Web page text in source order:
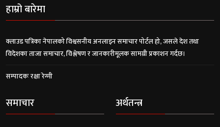
हाम्रो बारेमा
क्लाउड पत्रिका नेपालको विश्वसनीय अनलाइन समाचार पोर्टल हो, जसले देश तथा
विदेशका ताजा समाचार, विश्लेषण र जानकारीमूलक सामग्री प्रकाशन गर्दछ।
सम्पादकः रक्षा रेग्मी
समाचार अर्थतन्त्र